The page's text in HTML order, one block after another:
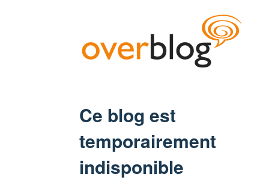
Ce blog est
temporairement
indisponible